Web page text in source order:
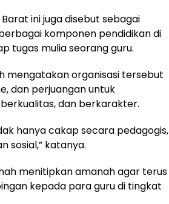
ini juga disebut sebagai
komponen pendidikan di
tugas mulia seorang guru.
mengatakan organisasi tersebut
dan perjuangan untuk
dan berkarakter.
hanya cakap secara pedagogis,
sosial,” katanya.
menitipkan amanah agar terus
kepada para guru di tingkat